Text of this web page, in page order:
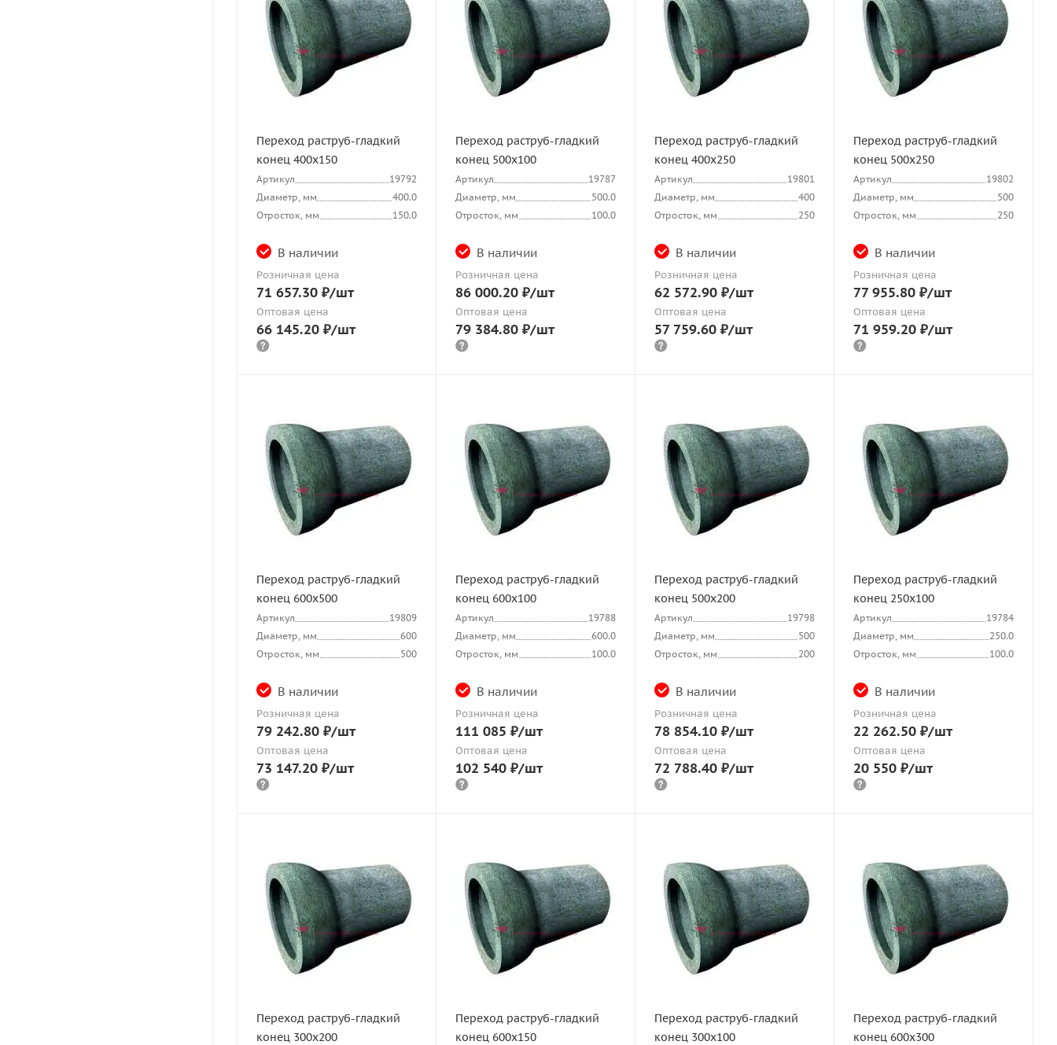
Переход раструб-гладкий
конец 400х150
Артикул
19792
Диаметр, мм
400.0
Отросток, мм
150.0
В наличии
Розничная цена
71 657.30 ₽/шт
Оптовая цена
66 145.20 ₽/шт
Переход раструб-гладкий
конец 500х100
Артикул
19787
Диаметр, мм
500.0
Отросток, мм
100.0
В наличии
Розничная цена
86 000.20 ₽/шт
Оптовая цена
79 384.80 ₽/шт
Переход раструб-гладкий
конец 400х250
Артикул
19801
Диаметр, мм
400
Отросток, мм
250
В наличии
Розничная цена
62 572.90 ₽/шт
Оптовая цена
57 759.60 ₽/шт
Переход раструб-гладкий
конец 500х250
Артикул
19802
Диаметр, мм
500
Отросток, мм
250
В наличии
Розничная цена
77 955.80 ₽/шт
Оптовая цена
71 959.20 ₽/шт
Переход раструб-гладкий
конец 600х500
Артикул
19809
Диаметр, мм
600
Отросток, мм
500
В наличии
Розничная цена
79 242.80 ₽/шт
Оптовая цена
73 147.20 ₽/шт
Переход раструб-гладкий
конец 600х100
Артикул
19788
Диаметр, мм
600.0
Отросток, мм
100.0
В наличии
Розничная цена
111 085 ₽/шт
Оптовая цена
102 540 ₽/шт
Переход раструб-гладкий
конец 500х200
Артикул
19798
Диаметр, мм
500
Отросток, мм
200
В наличии
Розничная цена
78 854.10 ₽/шт
Оптовая цена
72 788.40 ₽/шт
Переход раструб-гладкий
конец 250х100
Артикул
19784
Диаметр, мм
250.0
Отросток, мм
100.0
В наличии
Розничная цена
22 262.50 ₽/шт
Оптовая цена
20 550 ₽/шт
Переход раструб-гладкий
конец 300х200
Переход раструб-гладкий
конец 600х150
Переход раструб-гладкий
конец 300х100
Переход раструб-гладкий
конец 600х300